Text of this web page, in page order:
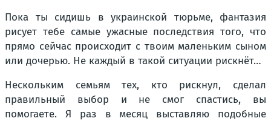
Пока ты сидишь в украинской тюрьме, фантазия
рисует тебе самые ужасные последствия того, что
прямо сейчас происходит с твоим маленьким сыном
или дочерью. Не каждый в такой ситуации рискнёт…
Нескольким семьям тех, кто рискнул, сделал
правильный выбор и не смог спастись, вы
помогаете. Я раз в месяц выставляю подобные